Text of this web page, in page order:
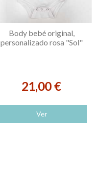
Body bebé original,
personalizado rosa "Sol"
21,00 €
Ver